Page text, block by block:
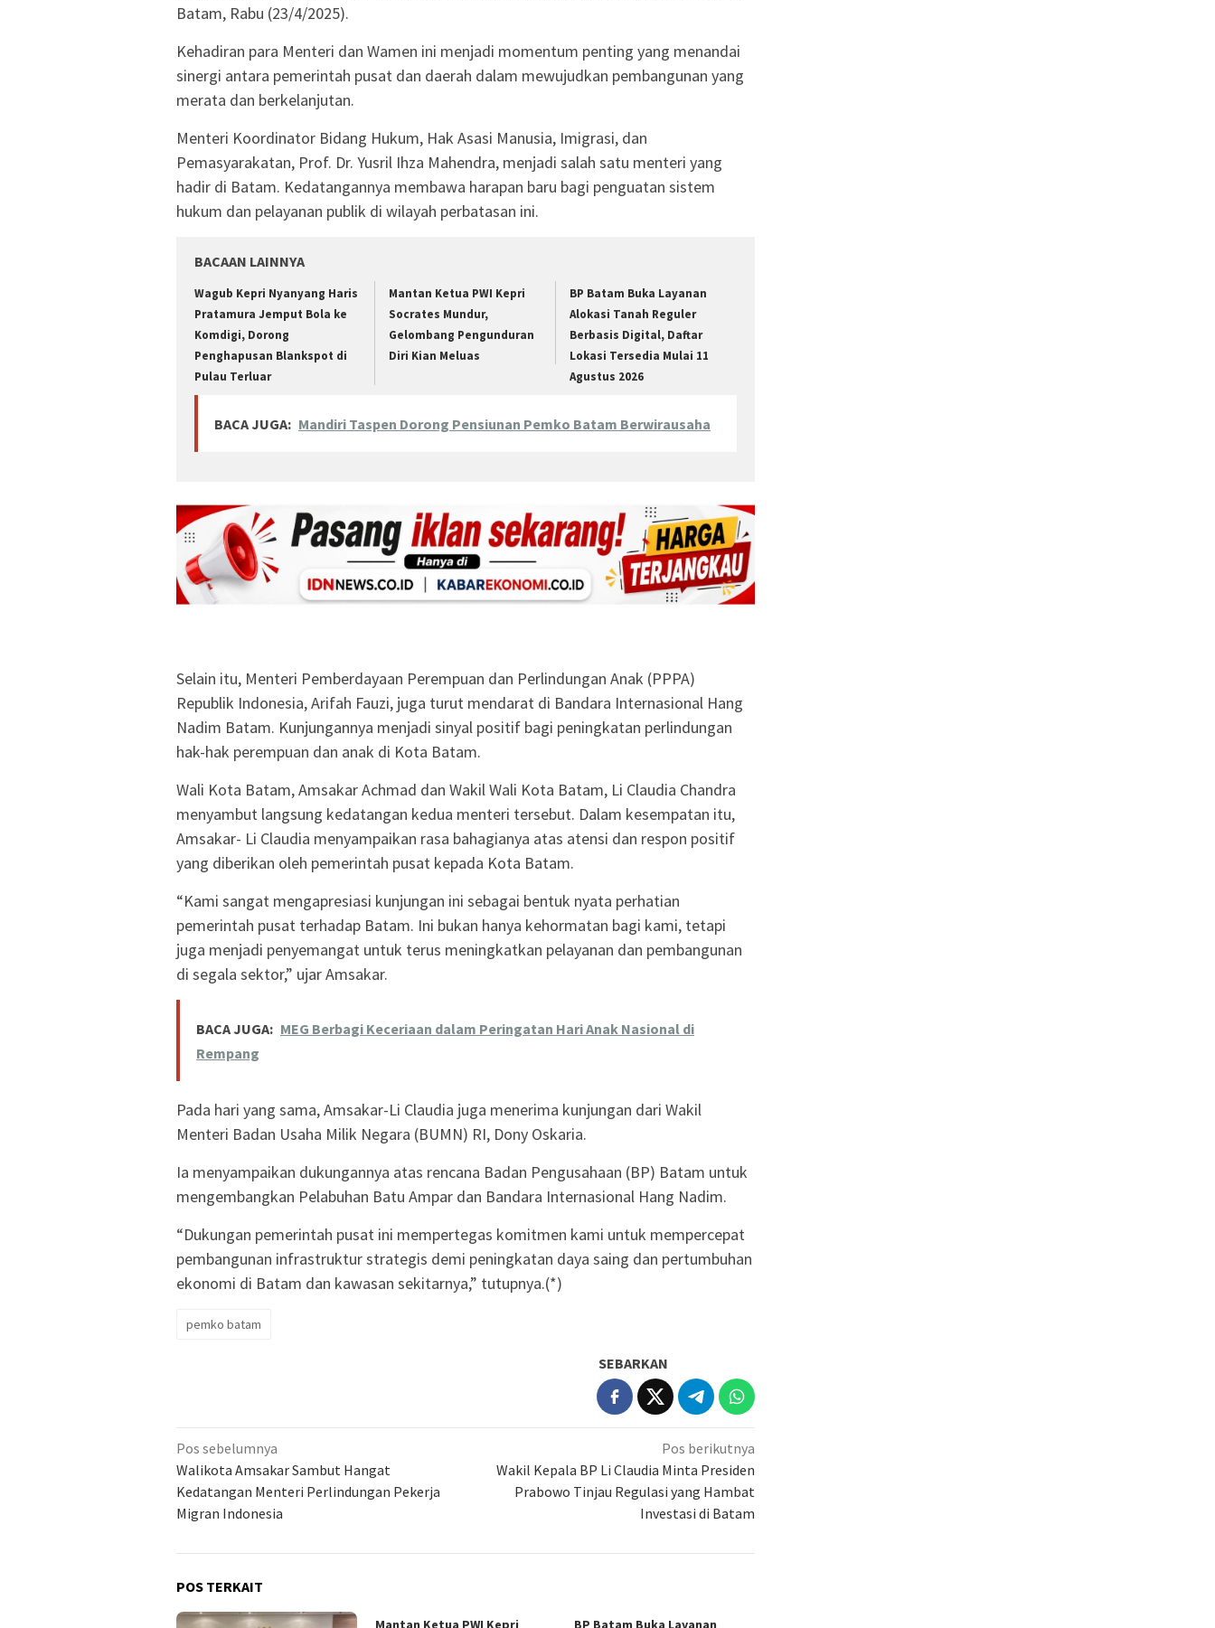
Batam, Rabu (23/4/2025).
Kehadiran para Menteri dan Wamen ini menjadi momentum penting yang menandai
sinergi antara pemerintah pusat dan daerah dalam mewujudkan pembangunan yang
merata dan berkelanjutan.
Menteri Koordinator Bidang Hukum, Hak Asasi Manusia, Imigrasi, dan
Pemasyarakatan, Prof. Dr. Yusril Ihza Mahendra, menjadi salah satu menteri yang
hadir di Batam. Kedatangannya membawa harapan baru bagi penguatan sistem
hukum dan pelayanan publik di wilayah perbatasan ini.
BACAAN LAINNYA
Wagub Kepri Nyanyang Haris
Pratamura Jemput Bola ke
Komdigi, Dorong
Penghapusan Blankspot di
Pulau Terluar
Mantan Ketua PWI Kepri
Socrates Mundur,
Gelombang Pengunduran
Diri Kian Meluas
BP Batam Buka Layanan
Alokasi Tanah Reguler
Berbasis Digital, Daftar
Lokasi Tersedia Mulai 11
Agustus 2026
BACA JUGA: Mandiri Taspen Dorong Pensiunan Pemko Batam Berwirausaha
Selain itu, Menteri Pemberdayaan Perempuan dan Perlindungan Anak (PPPA)
Republik Indonesia, Arifah Fauzi, juga turut mendarat di Bandara Internasional Hang
Nadim Batam. Kunjungannya menjadi sinyal positif bagi peningkatan perlindungan
hak-hak perempuan dan anak di Kota Batam.
Wali Kota Batam, Amsakar Achmad dan Wakil Wali Kota Batam, Li Claudia Chandra
menyambut langsung kedatangan kedua menteri tersebut. Dalam kesempatan itu,
Amsakar- Li Claudia menyampaikan rasa bahagianya atas atensi dan respon positif
yang diberikan oleh pemerintah pusat kepada Kota Batam.
“Kami sangat mengapresiasi kunjungan ini sebagai bentuk nyata perhatian
pemerintah pusat terhadap Batam. Ini bukan hanya kehormatan bagi kami, tetapi
juga menjadi penyemangat untuk terus meningkatkan pelayanan dan pembangunan
di segala sektor,” ujar Amsakar.
BACA JUGA: MEG Berbagi Keceriaan dalam Peringatan Hari Anak Nasional di
Rempang
Pada hari yang sama, Amsakar-Li Claudia juga menerima kunjungan dari Wakil
Menteri Badan Usaha Milik Negara (BUMN) RI, Dony Oskaria.
Ia menyampaikan dukungannya atas rencana Badan Pengusahaan (BP) Batam untuk
mengembangkan Pelabuhan Batu Ampar dan Bandara Internasional Hang Nadim.
“Dukungan pemerintah pusat ini mempertegas komitmen kami untuk mempercepat
pembangunan infrastruktur strategis demi peningkatan daya saing dan pertumbuhan
ekonomi di Batam dan kawasan sekitarnya,” tutupnya.(*)
pemko batam
SEBARKAN
Navigasi
pos
Pos sebelumnya
Walikota Amsakar Sambut Hangat
Kedatangan Menteri Perlindungan Pekerja
Migran Indonesia
Pos berikutnya
Wakil Kepala BP Li Claudia Minta Presiden
Prabowo Tinjau Regulasi yang Hambat
Investasi di Batam
POS TERKAIT
Mantan Ketua PWI Kepri BP Batam Buka Layanan